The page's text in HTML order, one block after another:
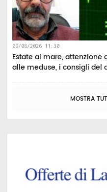
09/08/2026 11:30
Estate al mare, attenzione
alle meduse, i consigli del
MOSTRA